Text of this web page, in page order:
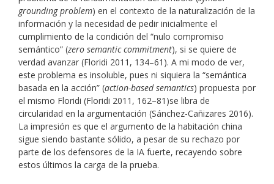
grounding problem) en el contexto de la naturalización de la
información y la necesidad de pedir inicialmente el
cumplimiento de la condición del “nulo compromiso
semántico” (zero semantic commitment), si se quiere de
verdad avanzar (Floridi 2011, 134–61). A mi modo de ver,
este problema es insoluble, pues ni siquiera la “semántica
basada en la acción” (action-based semantics) propuesta por
el mismo Floridi (Floridi 2011, 162–81)se libra de
circularidad en la argumentación (Sánchez-Cañizares 2016).
La impresión es que el argumento de la habitación china
sigue siendo bastante sólido, a pesar de su rechazo por
parte de los defensores de la IA fuerte, recayendo sobre
estos últimos la carga de la prueba.